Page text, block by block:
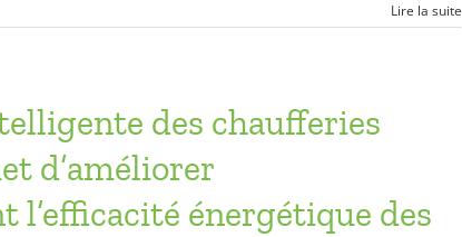
Lire la suite
des chaufferies
d’améliorer
l’efficacité énergétique des